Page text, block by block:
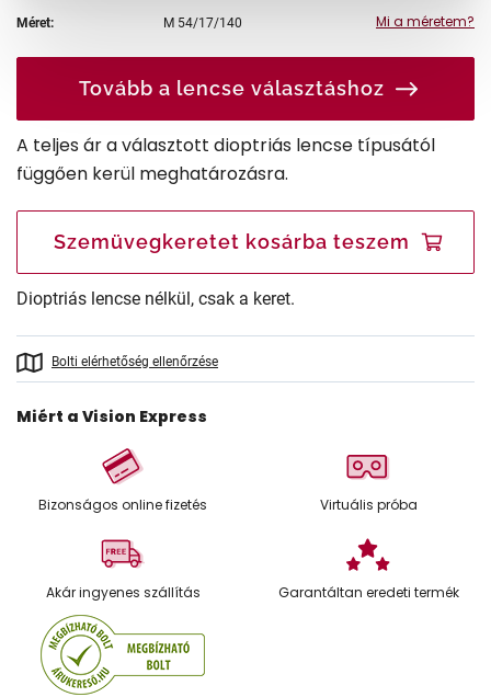
Méret: M 54/17/140 Mi a méretem?
Tovább a lencse választáshoz
A teljes ár a választott dioptriás lencse típusától
függően kerül meghatározásra.
Szemüvegkeretet kosárba teszem
Dioptriás lencse nélkül, csak a keret.
Bolti elérhetőség ellenőrzése
Miért a Vision Express
Bizonságos online fizetés Virtuális próba
Akár ingyenes szállítás Garantáltan eredeti termék